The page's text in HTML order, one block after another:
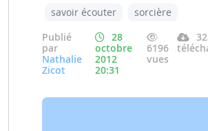
savoir écouter
sorcière
Publié
par
Nathalie
Zicot
28
octobre
2012
20:31
6196
vues